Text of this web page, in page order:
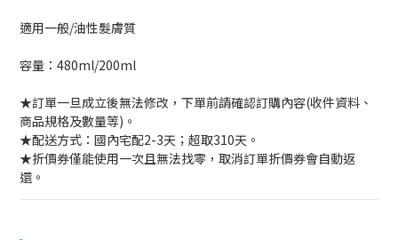
適用一般/油性髮膚質
容量：480ml/200ml
★訂單一旦成立後無法修改，下單前請確認訂購內容(收件資料、
商品規格及數量等)。
★配送方式：國內宅配2-3天；超取310天。
★折價券僅能使用一次且無法找零，取消訂單折價券會自動返
還。